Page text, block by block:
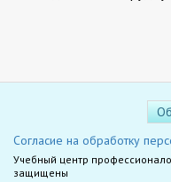
Согласие на обработку
Учебный центр
защищены